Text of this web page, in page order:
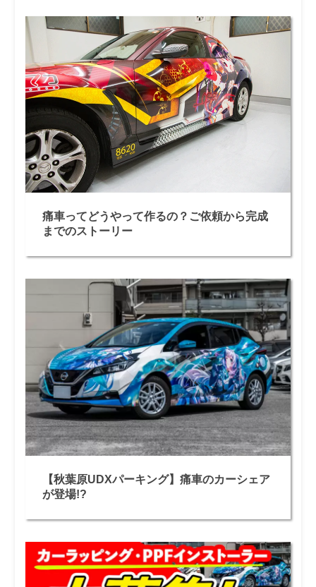
痛車ってどうやって作るの？ご依頼から完成
までのストーリー
【秋葉原UDXパーキング】痛車のカーシェア
が登場!?